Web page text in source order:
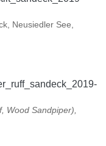
Neusiedler See,
Wood Sandpiper),